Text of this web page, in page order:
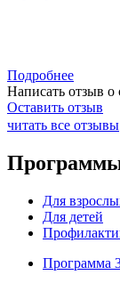
Подробнее
Написать отзыв о
Оставить отзыв
читать все отзывы
Для
Для детей
Программа